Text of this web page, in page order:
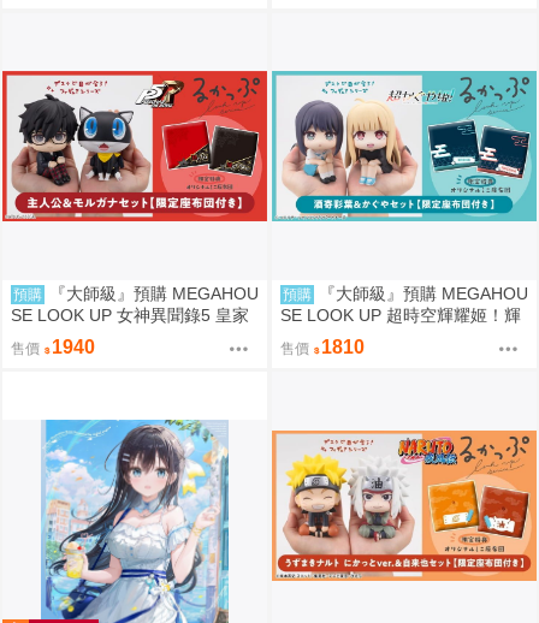
預購
『大師級』預購 MEGAHOU
SE LOOK UP 女神異聞錄5 皇家
版 主人公＆摩爾加納 套組 附特
典
售價 1940
預購
『大師級』預購 MEGAHOU
SE LOOK UP 超時空輝耀姬！輝
耀&酒寄彩葉 套組 附特典
售價 1810